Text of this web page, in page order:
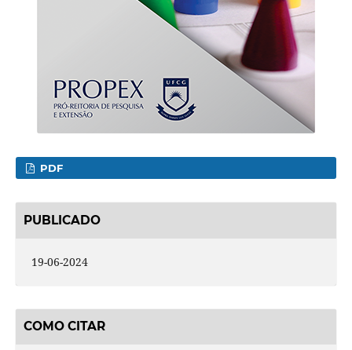
PDF
PUBLICADO
19-06-2024
COMO CITAR